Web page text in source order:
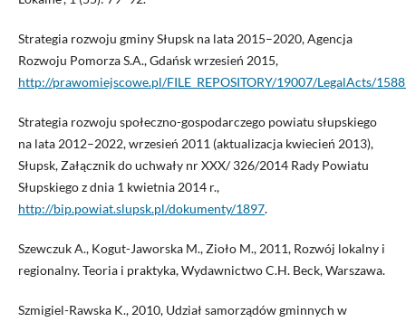
Strategia rozwoju gminy Słupsk na lata 2015–2020, Agencja
Rozwoju Pomorza S.A., Gdańsk wrzesień 2015,
http://prawomiejscowe.pl/FILE_REPOSITORY/19007/LegalActs/
Strategia rozwoju społeczno-gospodarczego powiatu słupskiego
na lata 2012–2022, wrzesień 2011 (aktualizacja kwiecień 2013),
Słupsk, Załącznik do uchwały nr XXX/ 326/2014 Rady Powiatu
Słupskiego z dnia 1 kwietnia 2014 r.,
http://bip.powiat.slupsk.pl/dokumenty/1897.
Szewczuk A., Kogut-Jaworska M., Zioło M., 2011, Rozwój lokalny i
regionalny. Teoria i praktyka, Wydawnictwo C.H. Beck, Warszawa.
Szmigiel-Rawska K., 2010, Udział samorządów gminnych w